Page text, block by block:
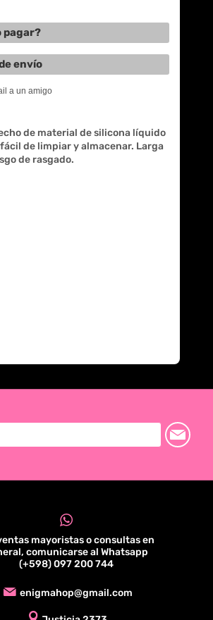
pagar?
envío
de material de silicona líquido
de limpiar y almacenar. Larga
de rasgado.
mayoristas o consultas en
comunicarse al Whatsapp
(+598) 097 200 744
enigmahop@gmail.com